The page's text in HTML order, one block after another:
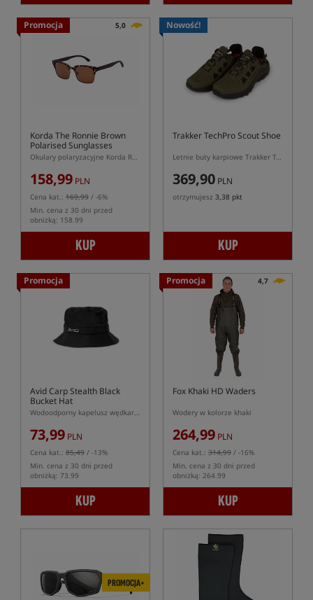
Promocja 5,0
Korda The Ronnie Brown
Polarised Sunglasses
Okulary polaryzacyjne Korda Ronnie Brown
158,99 PLN
Cena kat.: 169,99 / -6%
Min. cena z 30 dni przed
obniżką: 158.99
KUP
Nowość!
Trakker TechPro Scout Shoe
Letnie buty karpiowe Trakker TechPro Scout
369,90 PLN
otrzymujesz 3,38 pkt
KUP
Promocja
Avid Carp Stealth Black
Bucket Hat
Wodoodporny kapelusz wędkarski
73,99 PLN
Cena kat.: 85,49 / -13%
Min. cena z 30 dni przed
obniżką: 73.99
KUP
Promocja 4,7
Fox Khaki HD Waders
Wodery w kolorze khaki
264,99 PLN
Cena kat.: 314,99 / -16%
Min. cena z 30 dni przed
obniżką: 264.99
KUP
PROMOCJA+